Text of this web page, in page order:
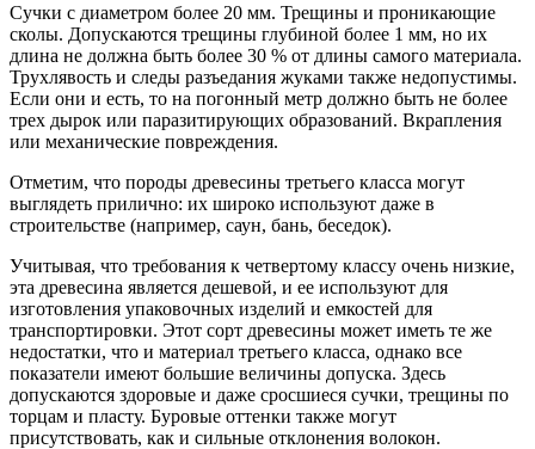
Сучки с диаметром более 20 мм. Трещины и проникающие
сколы. Допускаются трещины глубиной более 1 мм, но их
длина не должна быть более 30 % от длины самого материала.
Трухлявость и следы разъедания жуками также недопустимы.
Если они и есть, то на погонный метр должно быть не более
трех дырок или паразитирующих образований. Вкрапления
или механические повреждения.
Отметим, что породы древесины третьего класса могут
выглядеть прилично: их широко используют даже в
строительстве (например, саун, бань, беседок).
Учитывая, что требования к четвертому классу очень низкие,
эта древесина является дешевой, и ее используют для
изготовления упаковочных изделий и емкостей для
транспортировки. Этот сорт древесины может иметь те же
недостатки, что и материал третьего класса, однако все
показатели имеют большие величины допуска. Здесь
допускаются здоровые и даже сросшиеся сучки, трещины по
торцам и пласту. Буровые оттенки также могут
присутствовать, как и сильные отклонения волокон.